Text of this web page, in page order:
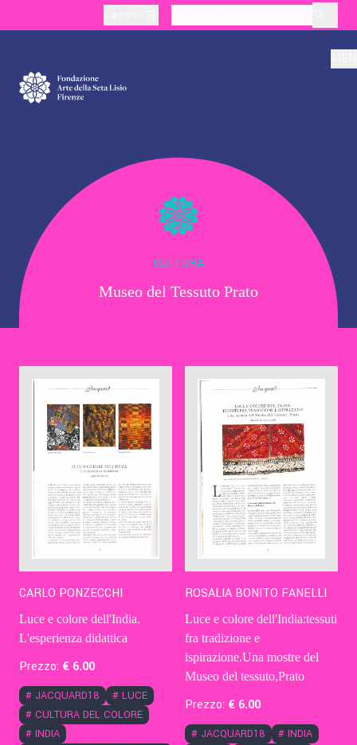
Produzione
Didattica
Cultura
Contatti
CULTURA
Museo del Tessuto Prato
CARLO PONZECCHI
Luce e colore dell'India.
L'esperienza didattica
Prezzo: € 6.00
# JACQUARD18 # LUCE
# CULTURA DEL COLORE
# INDIA
ROSALIA BONITO FANELLI
Luce e colore dell'India:tessuti
fra tradizione e
ispirazione.Una mostre del
Museo del tessuto,Prato
Prezzo: € 6.00
# JACQUARD18 # INDIA